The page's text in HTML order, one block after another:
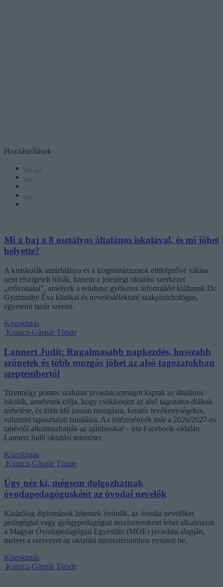
Hozzászólások
Mi a baj a 8 osztályos általános iskolával, és mi jöhet
helyette?
A kisiskolák tanárhiánya és a kisgimnáziumok elitképzővé válása
nem elszigetelt hibák, hanem a jelenlegi oktatási szerkezet
„erővonalai”, amelyek a rendszer gyökeres reformjáért kiáltanak Dr.
Gyarmathy Éva klinikai és neveléslélektani szakpszichológus,
egyetemi tanár szerint.
Közoktatás
Kurucz-Gáspár Tünde
Lannert Judit: Rugalmasabb napkezdés, hosszabb
szünetek és több mozgás jöhet az alsó tagozatokban
szeptembertől
Tizennégy pontos szakmai javaslatcsomagot kaptak az általános
iskolák, amelynek célja, hogy csökkenjen az alsó tagozatos diákok
terhelése, és több idő jusson mozgásra, kreatív tevékenységekre,
valamint tapasztalati tanulásra. Az intézmények már a 2026/2027-es
tanévtől alkalmazhatják az ajánlásokat – írta Facebook-oldalán
Lannert Judit oktatási miniszter.
Közoktatás
Kurucz-Gáspár Tünde
Úgy néz ki, mégsem dolgozhatnak
óvodapedagógusként az óvodai nevelők
Kizárólag diplomások lehetnek óvónők, az óvodai nevelőket
pedagógiai vagy gyógypedagógiai asszisztensként lehet alkalmazni
a Magyar Óvodapedagógiai Egyesület (MOE) javaslata alapján,
melyet a szervezet az oktatási minisztériumhoz nyújtott be.
Közoktatás
Kurucz-Gáspár Tünde